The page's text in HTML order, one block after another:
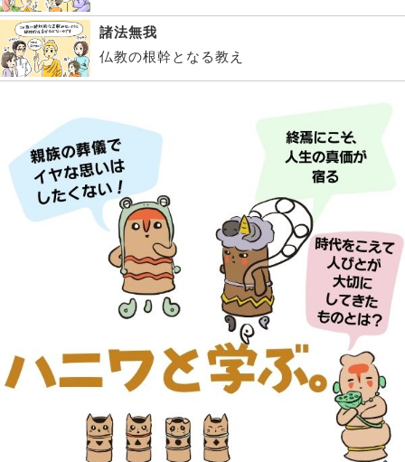
諸法無我
仏教の根幹となる教え